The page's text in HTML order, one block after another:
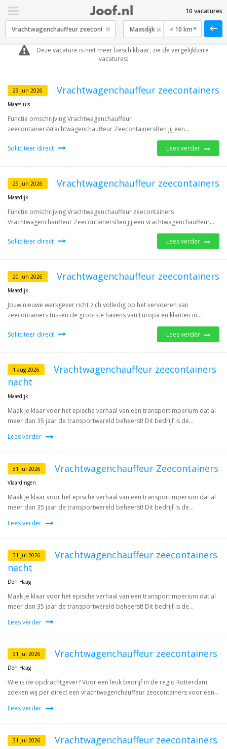
< 10 km
10 vacatures
Deze vacature is niet meer beschikbaar, zie de vergelijkbare
vacatures:
29 jun 2026 Vrachtwagenchauffeur zeecontainers
Maassluis
Functie omschrijving Vrachtwagenchauffeur
zeecontainersVrachtwagenchauffeur ZeecontainersBen jij een...
Solliciteer direct Lees verder
29 jun 2026 Vrachtwagenchauffeur zeecontainers
Maasdijk
Functie omschrijving Vrachtwagenchauffeur zeecontainers
Vrachtwagenchauffeur ZeecontainersBen jij een vrachtwagenchauffeur...
Solliciteer direct Lees verder
20 jun 2026 Vrachtwagenchauffeur zeecontainers
Maasdijk
Jouw nieuwe werkgever richt zich volledig op het vervoeren van
zeecontainers tussen de grootste havens van Europa en klanten in...
Solliciteer direct Lees verder
1 aug 2026
Vrachtwagenchauffeur zeecontainers
nacht
Maasdijk
Maak je klaar voor het epische verhaal van een transportimperium dat al
meer dan 35 jaar de transportwereld beheerst! Dit bedrijf is de...
Lees verder
31 jul 2026 Vrachtwagenchauffeur Zeecontainers
Vlaardingen
Maak je klaar voor het epische verhaal van een transportimperium dat al
meer dan 35 jaar de transportwereld beheerst! Dit bedrijf is de...
Lees verder
31 jul 2026
Vrachtwagenchauffeur zeecontainers
nacht
Den Haag
Maak je klaar voor het epische verhaal van een transportimperium dat al
meer dan 35 jaar de transportwereld beheerst! Dit bedrijf is de...
Lees verder
31 jul 2026 Vrachtwagenchauffeur zeecontainers
Den Haag
Wie is de opdrachtgever? Voor een leuk bedrijf in de regio Rotterdam
zoeken wij per direct een vrachtwagenchauffeur zeecontainers voor een...
Lees verder
31 jul 2026 Vrachtwagenchauffeur zeecontainers